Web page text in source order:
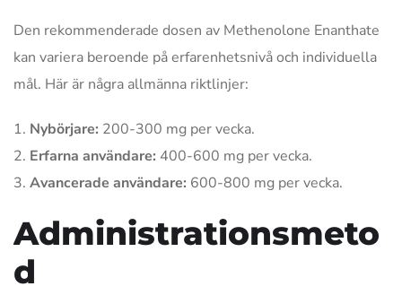
Den rekommenderade dosen av Methenolone Enanthate
kan variera beroende på erfarenhetsnivå och individuella
mål. Här är några allmänna riktlinjer:
Nybörjare: 200-300 mg per vecka.
Erfarna användare: 400-600 mg per vecka.
Avancerade användare: 600-800 mg per vecka.
Administrationsmeto
d